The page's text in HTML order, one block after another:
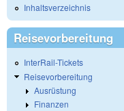
Inhaltsverzeichnis
Reisevorbereitung
InterRail-Tickets
Reisevorbereitung
Ausrüstung
Finanzen